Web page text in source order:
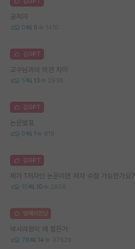
공저자
0 9 1410
김GPT
교수님과의 의견 차이
5 13 2936
김GPT
논문발표
0 1 819
김GPT
제가 1저자인 논문이면 저자 수정 가능한가요?
10 10 2858
명예의전당
박사과정이 왜 힘든가
78 14 37529